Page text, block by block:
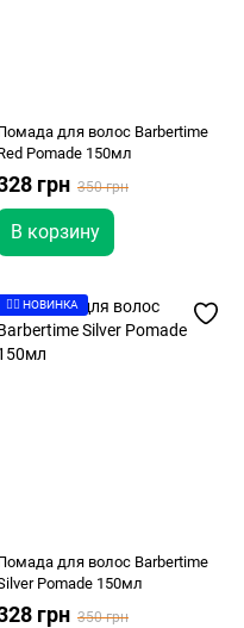
для волос Barbertime
Pomade 150мл
грн 350 грн
В корзину
👉🏻 НОВИНКА
для волос Barbertime
Pomade 150мл
грн 350 грн